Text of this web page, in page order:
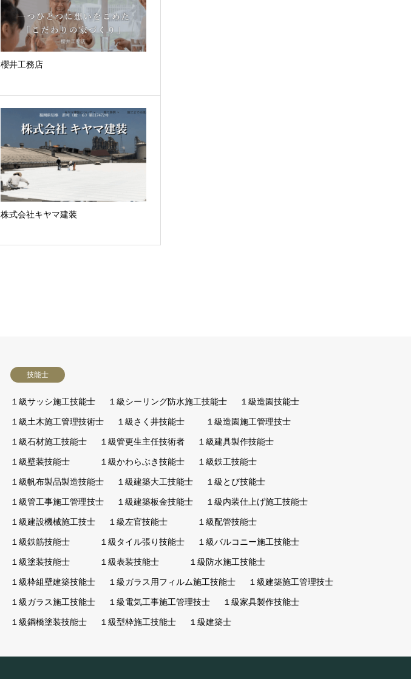
櫻井工務店
株式会社キヤマ建装
技能士
１級サッシ施工技能士 １級シーリング防水施工技能士 １級造園技能士
１級土木施工管理技術士 １級さく井技能士 １級造園施工管理技士
１級石材施工技能士 １級管更生主任技術者 １級建具製作技能士
１級壁装技能士 １級かわらぶき技能士 １級鉄工技能士
１級帆布製品製造技能士 １級建築大工技能士 １級とび技能士
１級管工事施工管理技士 １級建築板金技能士 １級内装仕上げ施工技能士
１級建設機械施工技士 １級左官技能士 １級配管技能士
１級鉄筋技能士 １級タイル張り技能士 １級バルコニー施工技能士
１級塗装技能士 １級表装技能士 １級防水施工技能士
１級枠組壁建築技能士 １級ガラス用フィルム施工技能士 １級建築施工管理技士
１級ガラス施工技能士 １級電気工事施工管理技士 １級家具製作技能士
１級鋼橋塗装技能士 １級型枠施工技能士 １級建築士